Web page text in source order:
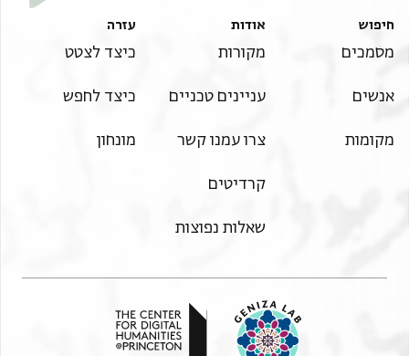
חיפוש
מסמכים
אנשים
מקומות
אודות
מקורות
עניינים טכניים
צרו עמנו קשר
קרדיטים
שאלות נפוצות
עזרה
כיצד לצטט
כיצד לחפש
מונחון